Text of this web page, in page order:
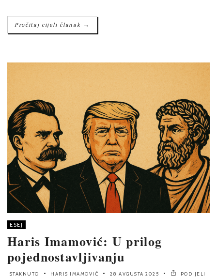
Pročitaj cijeli članak →
ESEJ
Haris Imamović: U prilog
pojednostavljivanju
ISTAKNUTO HARIS IMAMOVIĆ 28 AVGUSTA 2025 PODIJELI